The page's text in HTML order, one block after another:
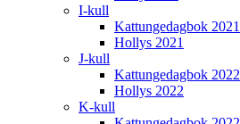
I-kull
Kattungedagbok 2021
Hollys 2021
J-kull
Kattungedagbok 2022
Hollys 2022
K-kull